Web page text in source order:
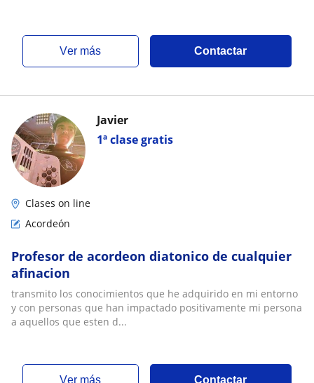
ver más Contactar
1ª clase gratis
Javier
Clases on line
Acordeón
Profesor de acordeon diatonico de cualquier
afinacion
transmito los conocimientos que he adquirido en mi entorno
y con personas que han impactado positivamente mi persona
a aquellos que esten d...
ver más Contactar